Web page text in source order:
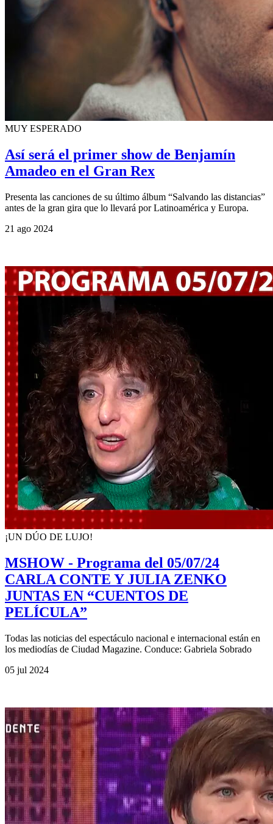
MUY ESPERADO
Así será el primer show de Benjamín
Amadeo en el Gran Rex
Presenta las canciones de su último álbum “Salvando las distancias”
antes de la gran gira que lo llevará por Latinoamérica y Europa.
21 ago 2024
¡UN DÚO DE LUJO!
MSHOW - Programa del 05/07/24
CARLA CONTE Y JULIA ZENKO
JUNTAS EN “CUENTOS DE
PELÍCULA”
Todas las noticias del espectáculo nacional e internacional están en
los mediodías de Ciudad Magazine. Conduce: Gabriela Sobrado
05 jul 2024